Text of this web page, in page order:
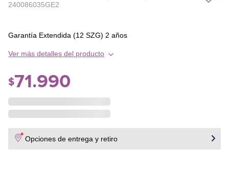
240086035GE2
Garantía Extendida (12 SZG) 2 años
Ver más detalles del producto
$71 .990
Opciones de entrega y retiro